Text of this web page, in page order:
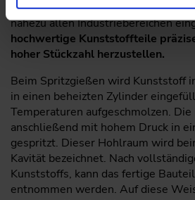
den wichtigsten
nahezu allen Industriebereichen
hochwertige Kunststoffteile
hoher Stückzahl herzustellen.
Beim Spritzgießen wird Kunststoff
in einen beheizten Zylinder
Temperaturen aufgeschmolzen.
anschließend mit hohem Druck in
gespritzt. Dieser Hohlraum wird
Kavität bezeichnet. Nach
Kunststoffs, kann das fertige
entnommen werden. Auf diese